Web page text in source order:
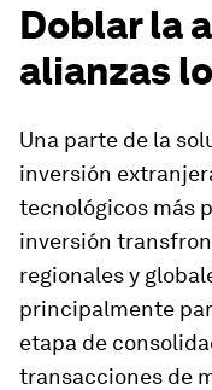
Doblar la
alianzas
Una parte de la
inversión
tecnológicos más
inversión
regionales y
principalmente
etapa de
transacciones de